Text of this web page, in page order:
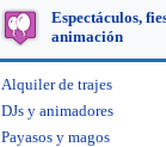
Espectáculos,
animación
Alquiler de trajes
DJs y animadores
Payasos y magos